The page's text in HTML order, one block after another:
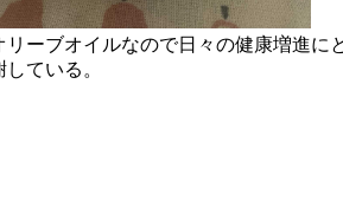
ーブオイルなので日々の健康増進に
ている。